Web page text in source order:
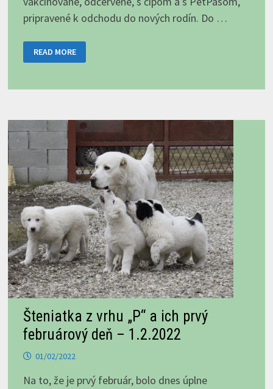
pripravené k odchodu do nových rodín. Do …
MAJÚ
3
READ MORE
Šteniatka z vrhu „P“ a ich prvý
februárový deň – 1.2.2022
01/02/2022
Na to, že je prvý február, bolo dnes úplne